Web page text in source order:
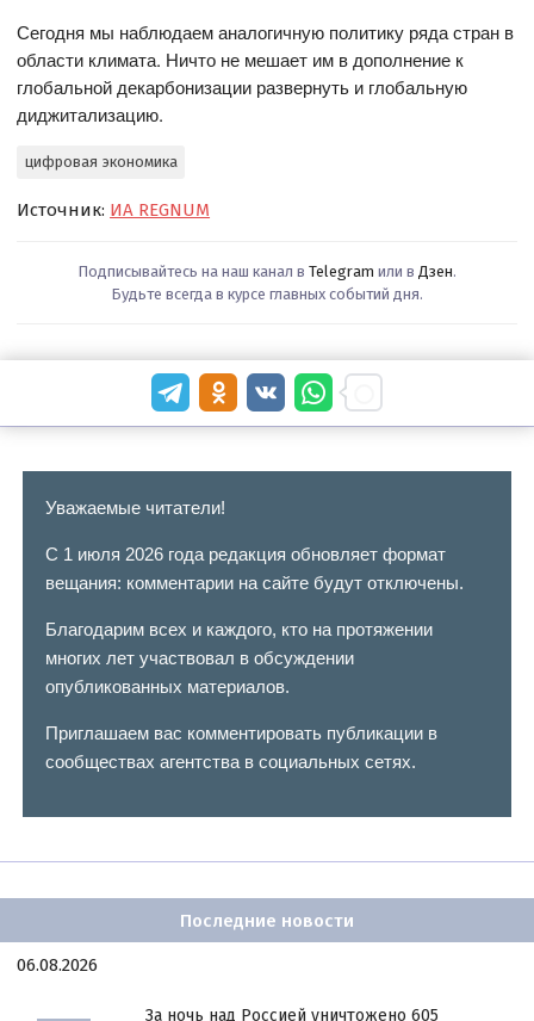
Сегодня мы наблюдаем аналогичную политику ряда стран в
области климата. Ничто не мешает им в дополнение к
глобальной декарбонизации развернуть и глобальную
диджитализацию.
цифровая экономика
Источник: ИА REGNUM
Подписывайтесь на наш канал в Telegram или в Дзен.
Будьте всегда в курсе главных событий дня.
Уважаемые читатели!
С 1 июля 2026 года редакция обновляет формат
вещания: комментарии на сайте будут отключены.
Благодарим всех и каждого, кто на протяжении
многих лет участвовал в обсуждении
опубликованных материалов.
Приглашаем вас комментировать публикации в
сообществах агентства в социальных сетях.
Последние новости
06.08.2026
За ночь над Россией уничтожено 605